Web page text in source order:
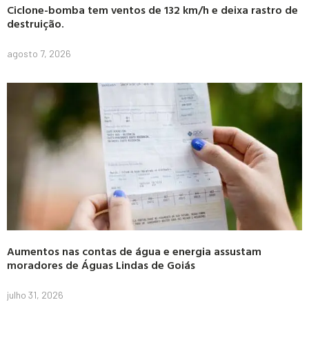
Ciclone-bomba tem ventos de 132 km/h e deixa rastro de
destruição.
agosto 7, 2026
Aumentos nas contas de água e energia assustam
moradores de Águas Lindas de Goiás
julho 31, 2026